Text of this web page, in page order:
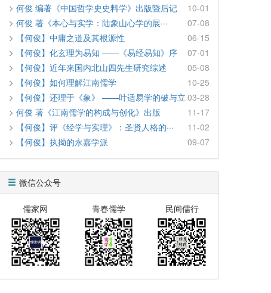
何俊 编著《中国哲学史史料学》出版暨后记
10-01
何俊 著《本心与实学：陆象山心学的展···
07-08
【何俊】中庸之道及其根源性
06-15
【何俊】化玄理为易知 ——《易经易知》序
07-01
【何俊】近年来国内北山四先生研究综述
05-08
【何俊】如何理解江南儒学
10-25
【何俊】还理于《象》 ——叶适易学的破与立 03-28
何俊 著《江南儒学的构成与创化》出版
11-17
【何俊】评《经学与实理》：圣贤人格的···
11-02
【何俊】执拗的永嘉学派
09-07
微信公众号
儒家网 青春儒学 民间儒行